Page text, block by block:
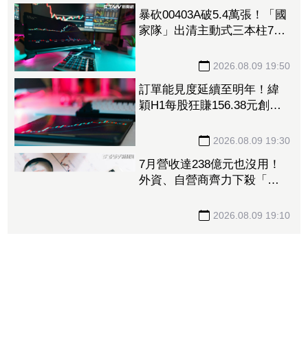
暴砍00403A破5.4萬張！「國
家隊」出清主動式三本柱7萬
2026.08.09 19:50
訂單能見度延續至明年！緯
穎H1每股狂賺156.38元創同
2026.08.09 19:30
7月營收達238億元也沒用！
外資、自營商齊力下殺「這
2026.08.09 19:10